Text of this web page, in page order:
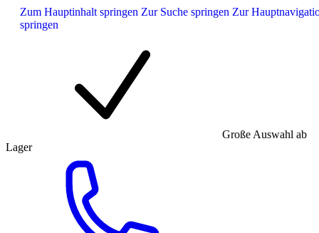
Zum Hauptinhalt springen Zur Suche springen Zur
springen
Große Auswahl ab
Lager